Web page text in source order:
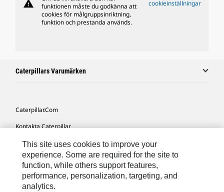
warning
funktionen måste du godkänna att
cookies för målgruppsinriktning,
funktion och prestanda används.
cookieinställningar
Caterpillars Varumärken
Caterpillar.com
Kontakta Caterpillar
Mina Marknadsföringspreferenser
Platskarta
Cookie Settings
This site uses cookies to improve your
experience. Some are required for the site to
function, while others support features,
performance, personalization, targeting, and
analytics.